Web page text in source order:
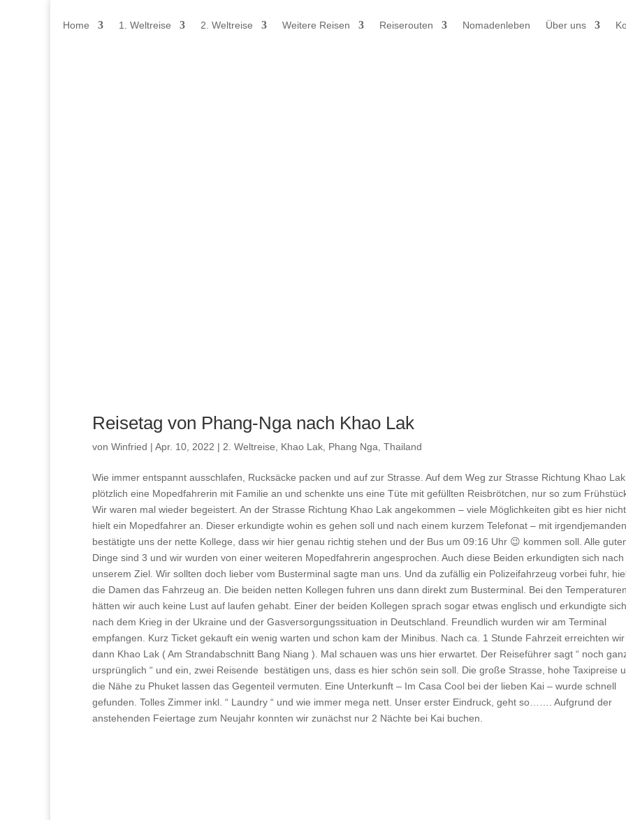
Home 1. Weltreise 2. Weltreise Weitere Reisen Reiserouten Nomadenleben Über uns
Reisetag von Phang-Nga nach Khao Lak
von Winfried | Apr. 10, 2022 | 2. Weltreise Khao Lak Phang Nga Thailand
Wie immer entspannt ausschlafen, Rucksäcke packen und auf zur Strasse. Auf dem Weg zur Strasse Richtung Khao
plötzlich eine Mopedfahrerin mit Familie an und schenkte uns eine Tüte mit gefüllten Reisbrötchen, nur so zum
Wir waren mal wieder begeistert. An der Strasse Richtung Khao Lak angekommen – viele Möglichkeiten gibt es hier
hielt ein Mopedfahrer an. Dieser erkundigte wohin es gehen soll und nach einem kurzem Telefonat – mit
bestätigte uns der nette Kollege, dass wir hier genau richtig stehen und der Bus um 09:16 Uhr 😉 kommen soll. Alle
Dinge sind 3 und wir wurden von einer weiteren Mopedfahrerin angesprochen. Auch diese Beiden erkundigten sich nach
unserem Ziel. Wir sollten doch lieber vom Busterminal sagte man uns. Und da zufällig ein Polizeifahrzeug vorbei fuhr,
die Damen das Fahrzeug an. Die beiden netten Kollegen fuhren uns dann direkt zum Busterminal. Bei den Temperaturen
hätten wir auch keine Lust auf laufen gehabt. Einer der beiden Kollegen sprach sogar etwas englisch und erkundigte sich
nach dem Krieg in der Ukraine und der Gasversorgungssituation in Deutschland. Freundlich wurden wir am Terminal
empfangen. Kurz Ticket gekauft ein wenig warten und schon kam der Minibus. Nach ca. 1 Stunde Fahrzeit erreichten wir
dann Khao Lak ( Am Strandabschnitt Bang Niang ). Mal schauen was uns hier erwartet. Der Reiseführer sagt “ noch
ursprünglich “ und ein, zwei Reisende bestätigen uns, dass es hier schön sein soll. Die große Strasse, hohe Taxipreise
die Nähe zu Phuket lassen das Gegenteil vermuten. Eine Unterkunft – Im Casa Cool bei der lieben Kai – wurde schnell
gefunden. Tolles Zimmer inkl. “ Laundry “ und wie immer mega nett. Unser erster Eindruck, geht so……. Aufgrund der
anstehenden Feiertage zum Neujahr konnten wir zunächst nur 2 Nächte bei Kai buchen.